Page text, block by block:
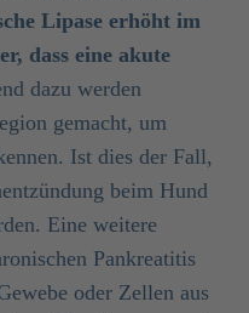
Lipase erhöht im
dass eine akute
dazu werden
gemacht, um
Ist dies der Fall,
beim Hund
Eine weitere
Pankreatitis
oder Zellen aus